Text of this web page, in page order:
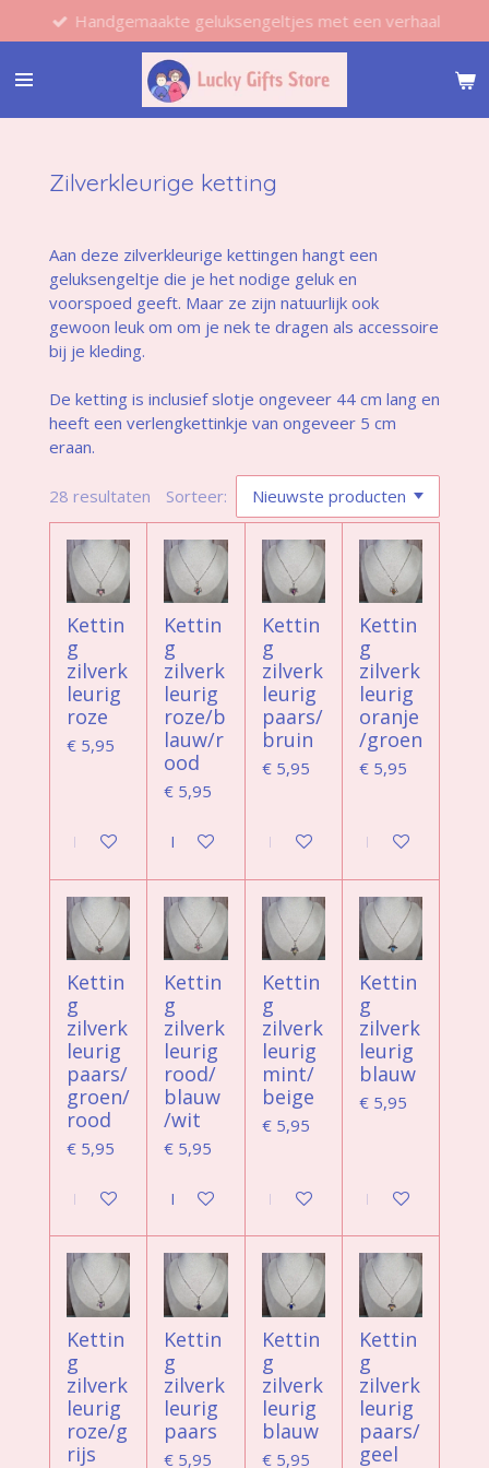
direct
naar
hoofdinhoud
Handgemaakte geluksengeltjes met een verhaal
Zilverkleurige ketting
Aan deze zilverkleurige kettingen hangt een
geluksengeltje die je het nodige geluk en
voorspoed geeft. Maar ze zijn natuurlijk ook
gewoon leuk om om je nek te dragen als accessoire
bij je kleding.
De ketting is inclusief slotje ongeveer 44 cm lang en
heeft een verlengkettinkje van ongeveer 5 cm
eraan.
28 resultaten Sorteer:
Kettin
g
zilverk
leurig
roze
€ 5,95
In winkelwagen
Kettin
g
zilverk
leurig
roze/b
lauw/r
ood
€ 5,95
In winkelwagen
Kettin
g
zilverk
leurig
paars/
bruin
€ 5,95
In winkelwagen
Kettin
g
zilverk
leurig
oranje
/groen
€ 5,95
In winkelwagen
Kettin
g
zilverk
leurig
paars/
groen/
rood
€ 5,95
In winkelwagen
Kettin
g
zilverk
leurig
rood/
blauw
/wit
€ 5,95
In winkelwagen
Kettin
g
zilverk
leurig
mint/
beige
€ 5,95
In winkelwagen
Kettin
g
zilverk
leurig
blauw
€ 5,95
In winkelwagen
Kettin
g
zilverk
leurig
roze/g
rijs
Kettin
g
zilverk
leurig
paars
€ 5,95
Kettin
g
zilverk
leurig
blauw
€ 5,95
Kettin
g
zilverk
leurig
paars/
geel